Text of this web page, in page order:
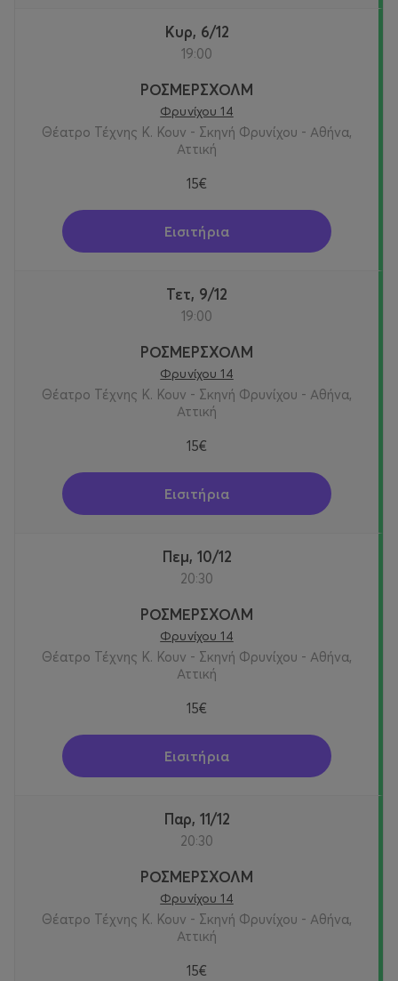
Κυρ, 6/12
19:00
ΡΟΣΜΕΡΣΧΟΛΜ
Φρυνίχου 14
Θέατρο Τέχνης Κ. Κουν - Σκηνή Φρυνίχου - Αθήνα,
Αττική
15€
Εισιτήρια
Τετ, 9/12
19:00
ΡΟΣΜΕΡΣΧΟΛΜ
Φρυνίχου 14
Θέατρο Τέχνης Κ. Κουν - Σκηνή Φρυνίχου - Αθήνα,
Αττική
15€
Εισιτήρια
Πεμ, 10/12
20:30
ΡΟΣΜΕΡΣΧΟΛΜ
Φρυνίχου 14
Θέατρο Τέχνης Κ. Κουν - Σκηνή Φρυνίχου - Αθήνα,
Αττική
15€
Εισιτήρια
Παρ, 11/12
20:30
ΡΟΣΜΕΡΣΧΟΛΜ
Φρυνίχου 14
Θέατρο Τέχνης Κ. Κουν - Σκηνή Φρυνίχου - Αθήνα,
Αττική
15€